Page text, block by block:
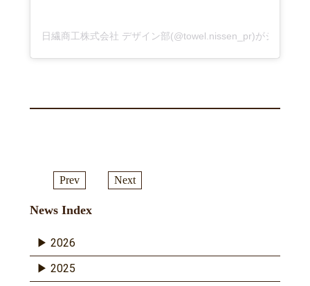
日繊商工株式会社 デザイン部(@towel.nissen_pr)がシェアし
Prev Next
News Index
2026
2025